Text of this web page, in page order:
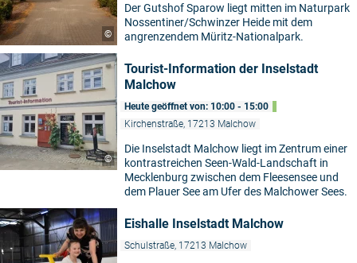
©
Der Gutshof Sparow liegt mitten im Naturpark
Nossentiner/Schwinzer Heide mit dem
angrenzendem Müritz-Nationalpark.
©
Tourist-Information der Inselstadt
Malchow
Heute geöffnet von: 10:00 - 15:00
Kirchenstraße, 17213 Malchow
Die Inselstadt Malchow liegt im Zentrum einer
kontrastreichen Seen-Wald-Landschaft in
Mecklenburg zwischen dem Fleesensee und
dem Plauer See am Ufer des Malchower Sees.
Eishalle Inselstadt Malchow
Schulstraße, 17213 Malchow